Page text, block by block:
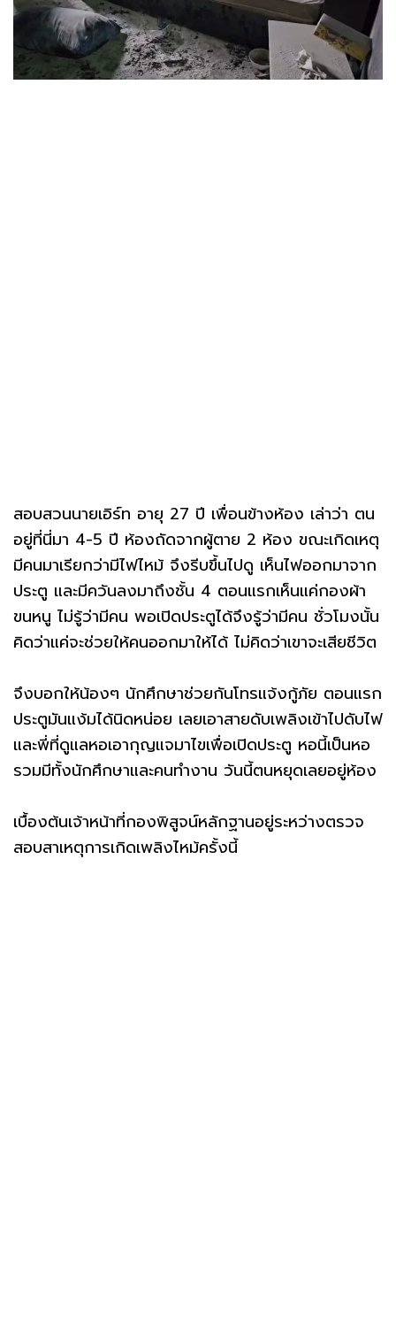
สอบสวนนายเอิร์ท อายุ 27 ปี เพื่อนข้างห้อง เล่าว่า ตน
อยู่ที่นี่มา 4-5 ปี ห้องถัดจากผู้ตาย 2 ห้อง ขณะเกิดเหตุ
มีคนมาเรียกว่ามีไฟไหม้ จึงรีบขึ้นไปดู เห็นไฟออกมาจาก
ประตู และมีควันลงมาถึงชั้น 4 ตอนแรกเห็นแค่กองผ้า
ขนหนู ไม่รู้ว่ามีคน พอเปิดประตูได้จึงรู้ว่ามีคน ชั่วโมงนั้น
คิดว่าแค่จะช่วยให้คนออกมาให้ได้ ไม่คิดว่าเขาจะเสียชีวิต
จึงบอกให้น้องๆ นักศึกษาช่วยกันโทรแจ้งกู้ภัย ตอนแรก
ประตูมันแง้มได้นิดหน่อย เลยเอาสายดับเพลิงเข้าไปดับไฟ
และพี่ที่ดูแลหอเอากุญแจมาไขเพื่อเปิดประตู หอนี้เป็นหอ
รวมมีทั้งนักศึกษาและคนทำงาน วันนี้ตนหยุดเลยอยู่ห้อง
เบื้องต้นเจ้าหน้าที่กองพิสูจน์หลักฐานอยู่ระหว่างตรวจ
สอบสาเหตุการเกิดเพลิงไหม้ครั้งนี้